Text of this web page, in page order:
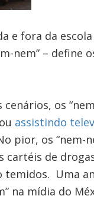
e fora da
nem” – define
os
assistindo
pior, os “nem-
cartéis de
temidos. Uma
na mídia do